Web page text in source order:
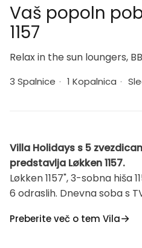
Vaš popoln
1157
Relax in the sun loungers,
3 Spalnice · 1 Kopalnica ·
Villa Holidays s 5
predstavlja Løkken 1157.
Løkken 1157", 3-sobna hiša
6 odraslih. Dnevna soba s
soba z 2 posteljama.
Preberite več o tem Vila